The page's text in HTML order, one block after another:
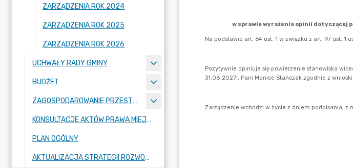
ZARZĄDZENIA ROK 2024
ZARZĄDZENIA ROK 2025
ZARZĄDZENIA ROK 2026
UCHWAŁY RADY GMINY
BUDŻET
ZAGOSPODAROWANIE PRZESTRZENNE
KONSULTACJE AKTÓW PRAWA MIEJSCOWEGO I INNYCH AKTÓW PRAWNYCH
PLAN OGÓLNY
AKTUALIZACJA STRATEGII ROZWOJU GMINY RASZYN